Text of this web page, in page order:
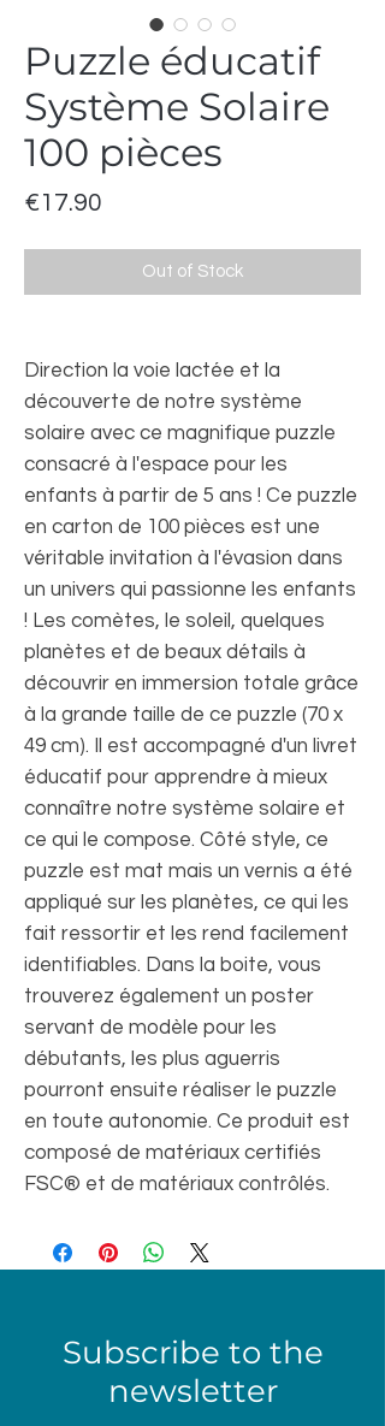
Puzzle éducatif
Système Solaire
100 pièces
€17.90
Out of Stock
Direction la voie lactée et la
découverte de notre système
solaire avec ce magnifique puzzle
consacré à l'espace pour les
enfants à partir de 5 ans ! Ce puzzle
en carton de 100 pièces est une
véritable invitation à l'évasion dans
un univers qui passionne les enfants
! Les comètes, le soleil, quelques
planètes et de beaux détails à
découvrir en immersion totale grâce
à la grande taille de ce puzzle (70 x
49 cm). Il est accompagné d'un livret
éducatif pour apprendre à mieux
connaître notre système solaire et
ce qui le compose. Côté style, ce
puzzle est mat mais un vernis a été
appliqué sur les planètes, ce qui les
fait ressortir et les rend facilement
identifiables. Dans la boite, vous
trouverez également un poster
servant de modèle pour les
débutants, les plus aguerris
pourront ensuite réaliser le puzzle
en toute autonomie. Ce produit est
composé de matériaux certifiés
FSC® et de matériaux contrôlés.
Subscribe to the
newsletter